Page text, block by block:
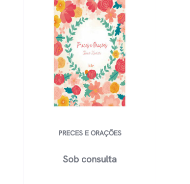
PRECES E ORAÇÕES
Sob consulta